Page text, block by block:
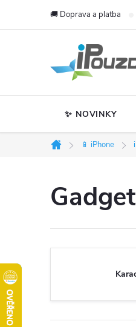
🚚 Doprava a platba
✨ NOVINKY
Domů
📱 iPhone